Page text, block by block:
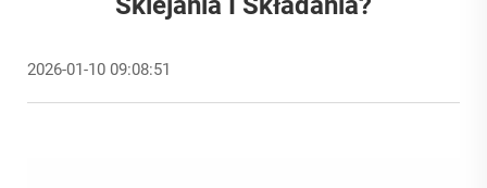
2026-01-10 09:08:51